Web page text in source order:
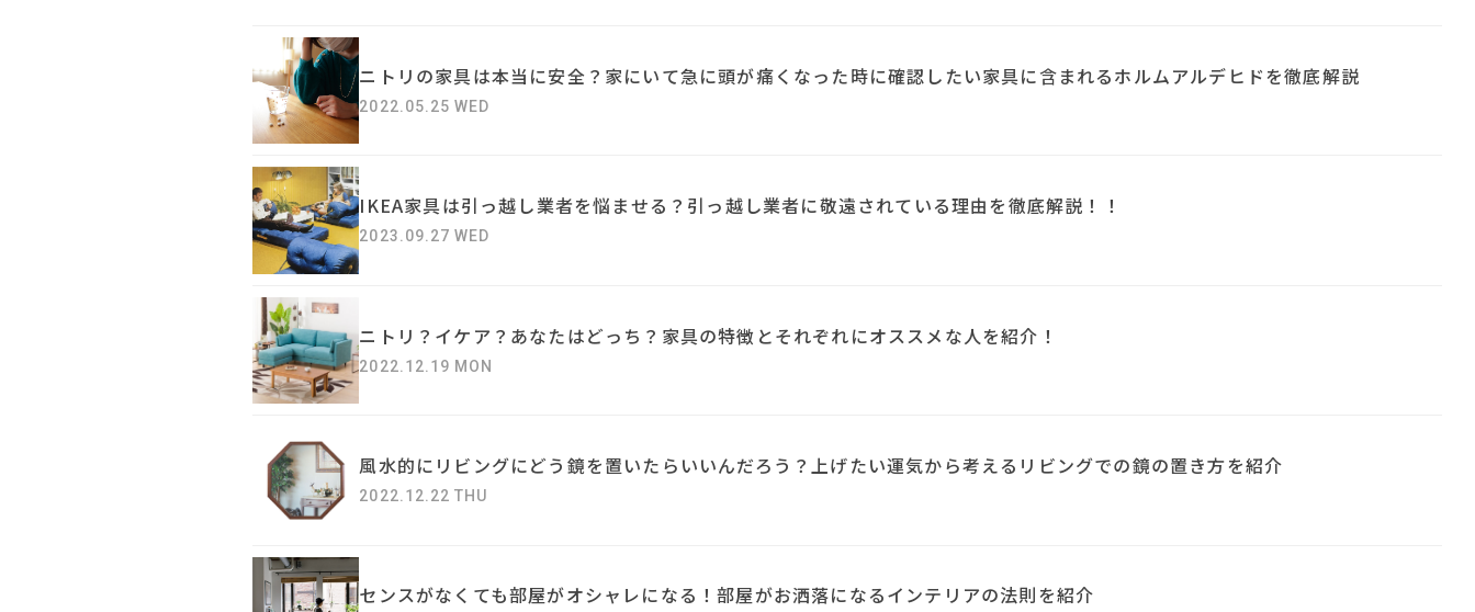
ニトリの家具は本当に安全？家にいて急に頭が痛くなった時に確認したい家具に含まれるホルムアルデヒドを徹底解説
2022.05.25 WED
IKEA家具は引っ越し業者を悩ませる？引っ越し業者に敬遠されている理由を徹底解説！！
2023.09.27 WED
ニトリ？イケア？あなたはどっち？家具の特徴とそれぞれにオススメな人を紹介！
2022.12.19 MON
風水的にリビングにどう鏡を置いたらいいんだろう？上げたい運気から考えるリビングでの鏡の置き方を紹介
2022.12.22 THU
センスがなくても部屋がオシャレになる！部屋がお洒落になるインテリアの法則を紹介